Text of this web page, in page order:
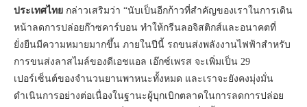
ประเทศไทย กล่าวเสริมว่า “นับเป็นอีกก้าวที่สำคัญของเราในการเดิน
หน้าลดการปล่อยก๊าซคาร์บอน ทำให้กรีนลอจิสติกส์และอนาคตที่
ยั่งยืนมีความหมายมากขึ้น ภายในปีนี้ รถขนส่งพลังงานไฟฟ้าสำหรับ
การขนส่งลาสไมล์ของดีเอชแอล เอ๊กซ์เพรส จะเพิ่มเป็น 29
เปอร์เซ็นต์ของจำนวนยานพาหนะทั้งหมด และเราจะยังคงมุ่งมั่น
ดำเนินการอย่างต่อเนื่องในฐานะผู้บุกเบิกตลาดในการลดการปล่อย